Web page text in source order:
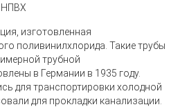
НПВХ
изготовленная
поливинилхлорида. Такие трубы
трубной
в Германии в 1935 году.
для транспортировки холодной
для прокладки канализации.